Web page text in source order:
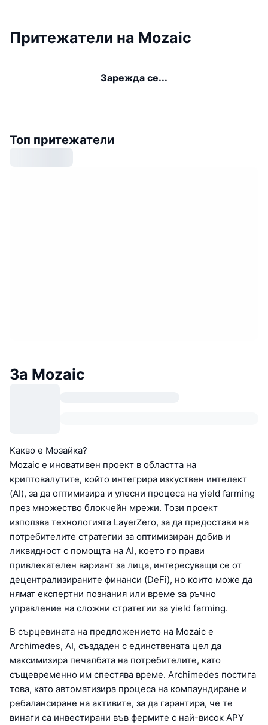
Притежатели на Mozaic
Зарежда се...
Топ притежатели
За Mozaic
Какво е Мозайка?
Mozaic е иновативен проект в областта на
криптовалутите, който интегрира изкуствен интелект
(AI), за да оптимизира и улесни процеса на yield farming
през множество блокчейн мрежи. Този проект
използва технологията LayerZero, за да предостави на
потребителите стратегии за оптимизиран добив и
ликвидност с помощта на AI, което го прави
привлекателен вариант за лица, интересуващи се от
децентрализираните финанси (DeFi), но които може да
нямат експертни познания или време за ръчно
управление на сложни стратегии за yield farming.
В сърцевината на предложението на Mozaic е
Archimedes, AI, създаден с единствената цел да
максимизира печалбата на потребителите, като
същевременно им спестява време. Archimedes постига
това, като автоматизира процеса на компаундиране и
ребалансиране на активите, за да гарантира, че те
винаги са инвестирани във фермите с най-висок APY